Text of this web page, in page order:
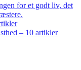
for et godt liv, det
– 10 artikler